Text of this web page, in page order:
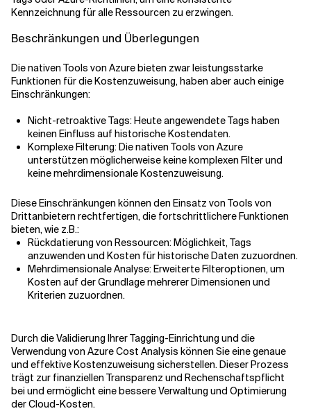
Kennzeichnung für alle Ressourcen zu erzwingen.
Beschränkungen und Überlegungen
Die nativen Tools von Azure bieten zwar leistungsstarke
Funktionen für die Kostenzuweisung, haben aber auch einige
Einschränkungen:
Nicht-retroaktive Tags: Heute angewendete Tags haben
keinen Einfluss auf historische Kostendaten.
Komplexe Filterung: Die nativen Tools von Azure
unterstützen möglicherweise keine komplexen Filter und
keine mehrdimensionale Kostenzuweisung.
Diese Einschränkungen können den Einsatz von Tools von
Drittanbietern rechtfertigen, die fortschrittlichere Funktionen
bieten, wie z.B.:
Rückdatierung von Ressourcen: Möglichkeit, Tags
anzuwenden und Kosten für historische Daten zuzuordnen.
Mehrdimensionale Analyse: Erweiterte Filteroptionen, um
Kosten auf der Grundlage mehrerer Dimensionen und
Kriterien zuzuordnen.
Durch die Validierung Ihrer Tagging-Einrichtung und die
Verwendung von Azure Cost Analysis können Sie eine genaue
und effektive Kostenzuweisung sicherstellen. Dieser Prozess
trägt zur finanziellen Transparenz und Rechenschaftspflicht
bei und ermöglicht eine bessere Verwaltung und Optimierung
der Cloud-Kosten.